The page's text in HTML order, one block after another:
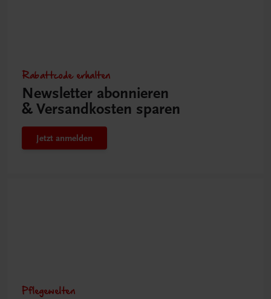
Rabattcode erhalten
Newsletter abonnieren
& Versandkosten sparen
Jetzt anmelden
Pflegewelten